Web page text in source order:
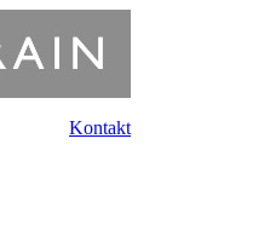
Kontakt